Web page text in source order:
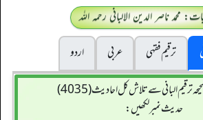
محمد ناصر الدین الالبانی رحمہ اللہ
ترقيم فقہی عربی
اردو
ترقیم البانی سے تلاش کل احادیث (4035)
حدیث نمبر لکھیں: